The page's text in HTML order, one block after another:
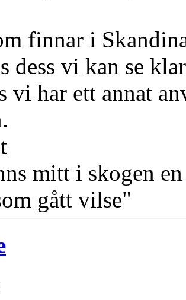
finnar i
dess vi kan se
vi har ett annat
mitt i skogen
gått vilse"